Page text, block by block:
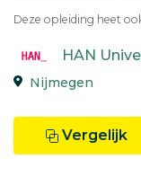
Deze opleiding heet
HAN
Nijmegen
Vergelijk